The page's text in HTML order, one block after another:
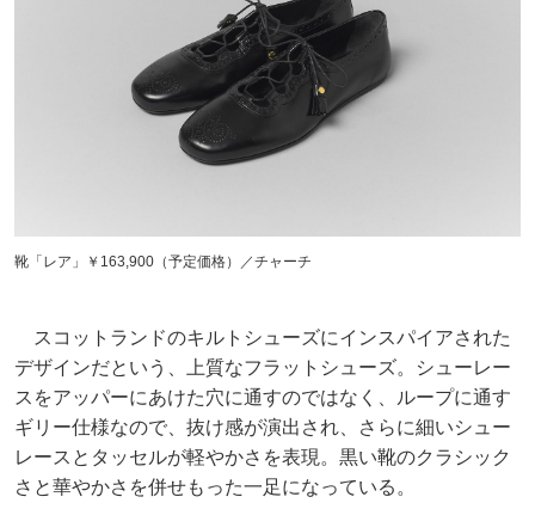
靴「レア」￥163,900（予定価格）／チャーチ
スコットランドのキルトシューズにインスパイアされた
デザインだという、上質なフラットシューズ。シューレー
スをアッパーにあけた穴に通すのではなく、ループに通す
ギリー仕様なので、抜け感が演出され、さらに細いシュー
レースとタッセルが軽やかさを表現。黒い靴のクラシック
さと華やかさを併せもった一足になっている。